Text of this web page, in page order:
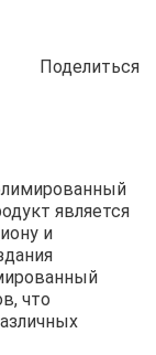
Поделиться
является
и
что